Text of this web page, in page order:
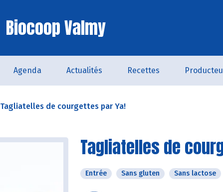
Biocoop Valmy
Agenda Actualités Recettes
Tagliatelles de courgettes par Ya!
Tagliatelles de
Entrée Sans gluten Sans lactose